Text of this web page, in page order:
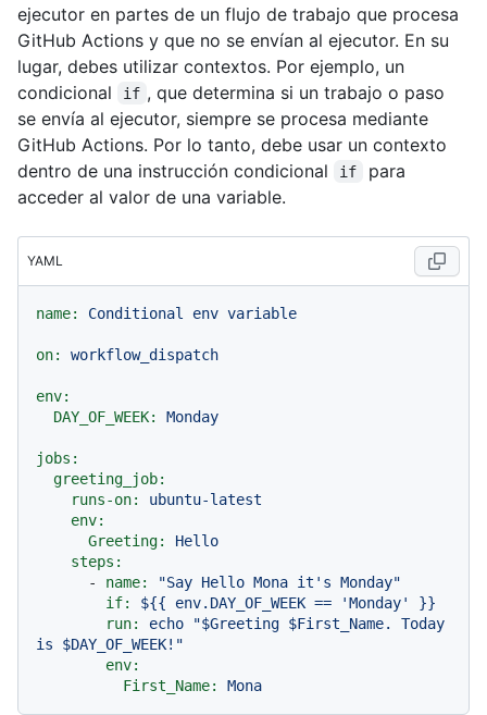
ejecutor en partes de un flujo de trabajo que procesa
GitHub Actions y que no se envían al ejecutor. En su
lugar, debes utilizar contextos. Por ejemplo, un
condicional
if , que determina si un trabajo o paso
se envía al ejecutor, siempre se procesa mediante
GitHub Actions. Por lo tanto, debe usar un contexto
dentro de una instrucción condicional
if
para
acceder al valor de una variable.
YAML
name: Conditional env variable
on: workflow_dispatch
env:
DAY_OF_WEEK:
Monday
jobs:
greeting_job:
runs-on:
ubuntu-latest
env:
Greeting:
Hello
steps:
-
name:
"Say Hello Mona it's Monday"
if:
${{ env.DAY_OF_WEEK == 'Monday'
}}
run:
echo
"$Greeting $First_Name. Today
is $DAY_OF_WEEK!"
env:
First_Name:
Mona